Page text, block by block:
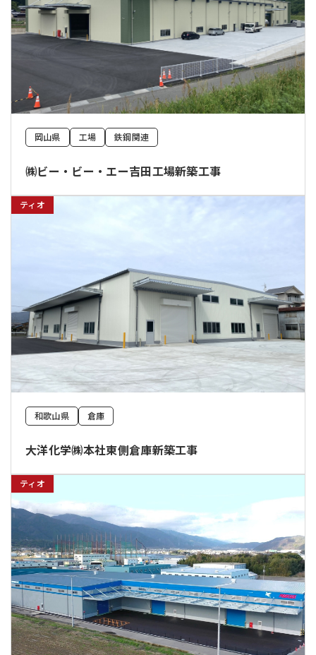
岡山県 工場 鉄鋼関連
㈱ビー・ビー・エー吉田工場新築工事
ティオ
和歌山県 倉庫
大洋化学㈱本社東側倉庫新築工事
ティオ